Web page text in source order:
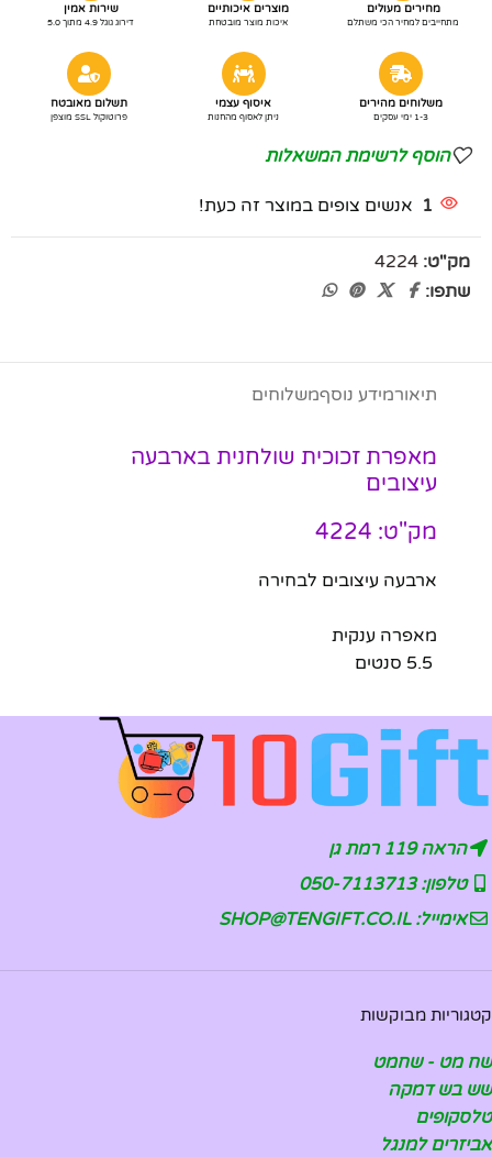
מחירים מעולים
מתחייבים למחיר הכי משתלם
מוצרים איכותיים
איכות מוצר מובטחת
שירות אמין
דירוג גוגל 4.9 מתוך 5.0
משלוחים מהירים
1-3 ימי עסקים
איסוף עצמי
ניתן לאסוף מהחנות
תשלום מאובטח
פרוטוקול SSL מוצפן
הוסף לרשימת המשאלות
1 אנשים צופים במוצר זה כעת!
מק"ט: 4224
שתפו:
תיאורמידע נוסףמשלוחים
מאפרת זכוכית שולחנית בארבעה
עיצובים
מק"ט: 4224
ארבעה עיצובים לבחירה
מאפרה ענקית
הראה 119 רמת גן
טלפון: 050-7113713
אימייל: SHOP@TENGIFT.CO.IL
קטגוריות מבוקשות
שח מט - שחמט
שש בש דמקה
טלסקופים
אביזרים למנגל